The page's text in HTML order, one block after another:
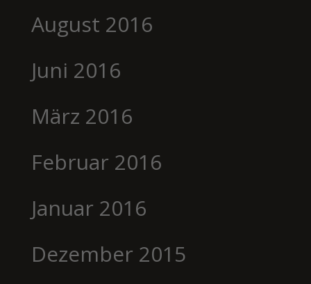
August 2016
Juni 2016
März 2016
Februar 2016
Januar 2016
Dezember 2015